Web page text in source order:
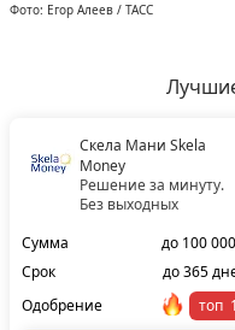
Фото: Егор Алеев / ТАСС
Скела Мани Skela
Money
Решение за минуту.
Без выходных
Сумма
до 100
Срок
до 365
Одобрение
топ